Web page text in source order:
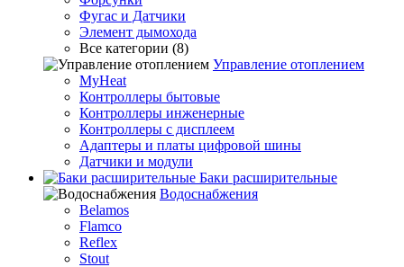
Фугас и Датчики
Элемент дымохода
Все категории (8)
Управление отоплением
MyHeat
Контроллеры бытовые
Контроллеры инженерные
Контроллеры с дисплеем
Адаптеры и платы цифровой шины
Датчики и модули
Баки расширительные
Водоснабжения
Belamos
Flamco
Reflex
Stout